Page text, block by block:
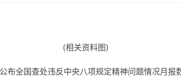
(相关资料图)
布全国查处违反中央八项规定精神问题情况月报